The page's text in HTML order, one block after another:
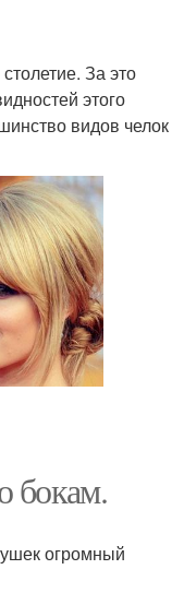
За это
этого
видов челок
бокам.
огромный